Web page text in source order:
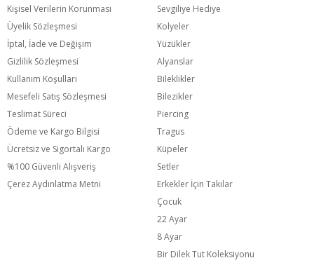
Kişisel Verilerin Korunması
Üyelik Sözleşmesi
İptal, İade ve Değişim
Gizlilik Sözleşmesi
Kullanım Koşulları
Mesefeli Satış Sözleşmesi
Teslimat Süreci
Ödeme ve Kargo Bilgisi
Ücretsiz ve Sigortalı Kargo
%100 Güvenli Alışveriş
Çerez Aydınlatma Metni
Sevgiliye Hediye
Kolyeler
Yüzükler
Alyanslar
Bileklikler
Bilezikler
Piercing
Tragus
Küpeler
Setler
Erkekler İçin Takılar
Çocuk
22 Ayar
8 Ayar
Bir Dilek Tut Koleksiyonu